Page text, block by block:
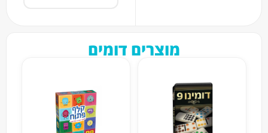
מוצרים דומים